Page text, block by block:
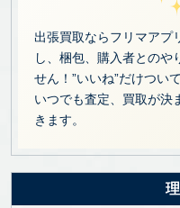
出張買取ならフリマアプ
し、梱包、購入者とのや
せん！”いいね”だけつい
いつでも査定、買取が決
きます。